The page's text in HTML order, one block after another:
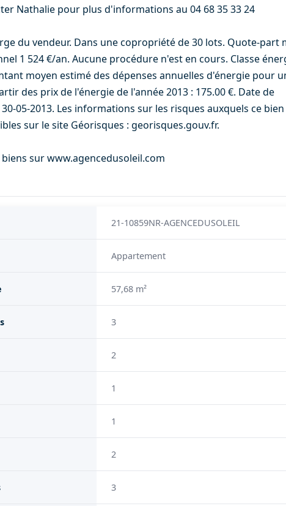
Nathalie pour plus d'informations au 04 68 35 33 24
du vendeur. Dans une copropriété de 30 lots. Quote-part
1 524 €/an. Aucune procédure n'est en cours. Classe
moyen estimé des dépenses annuelles d'énergie pour
des prix de l'énergie de l'année 2013 : 175.00 €. Date de
05-2013. Les informations sur les risques auxquels ce
sur le site Géorisques : georisques.gouv.fr.
sur www.agencedusoleil.com
21-10859NR-AGENCEDUSOLEIL
Appartement
57,68 m²
3
2
1
1
2
3